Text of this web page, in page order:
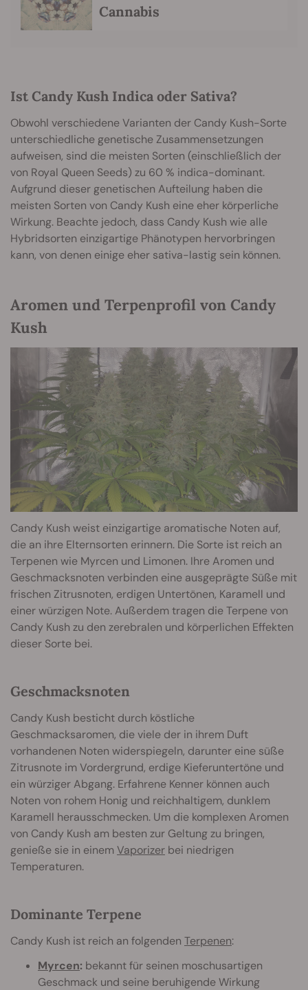
Cannabis
Ist Candy Kush Indica oder Sativa?
Obwohl verschiedene Varianten der Candy Kush-Sorte
unterschiedliche genetische Zusammensetzungen
aufweisen, sind die meisten Sorten (einschließlich der
von Royal Queen Seeds) zu 60 % indica-dominant.
Aufgrund dieser genetischen Aufteilung haben die
meisten Sorten von Candy Kush eine eher körperliche
Wirkung. Beachte jedoch, dass Candy Kush wie alle
Hybridsorten einzigartige Phänotypen hervorbringen
kann, von denen einige eher sativa-lastig sein können.
Aromen und Terpenprofil von Candy
Kush
Candy Kush weist einzigartige aromatische Noten auf,
die an ihre Elternsorten erinnern. Die Sorte ist reich an
Terpenen wie Myrcen und Limonen. Ihre Aromen und
Geschmacksnoten verbinden eine ausgeprägte Süße mit
frischen Zitrusnoten, erdigen Untertönen, Karamell und
einer würzigen Note. Außerdem tragen die Terpene von
Candy Kush zu den zerebralen und körperlichen Effekten
dieser Sorte bei.
Geschmacksnoten
Candy Kush besticht durch köstliche
Geschmacksaromen, die viele der in ihrem Duft
vorhandenen Noten widerspiegeln, darunter eine süße
Zitrusnote im Vordergrund, erdige Kieferuntertöne und
ein würziger Abgang. Erfahrene Kenner können auch
Noten von rohem Honig und reichhaltigem, dunklem
Karamell herausschmecken. Um die komplexen Aromen
von Candy Kush am besten zur Geltung zu bringen,
genieße sie in einemVaporizer bei niedrigen
Temperaturen.
Dominante Terpene
Candy Kush ist reich an folgenden Terpenen:
Myrcen: bekannt für seinen moschusartigen
Geschmack und seine beruhigende Wirkung